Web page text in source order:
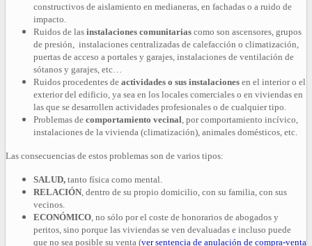
constructivos de aislamiento en medianeras, en fachadas o a ruido de
impacto.
Ruidos de las instalaciones comunitarias como son ascensores, grupos
de presión, instalaciones centralizadas de calefacción o climatización,
puertas de acceso a portales y garajes, instalaciones de ventilación de
sótanos y garajes, etc…
Ruidos procedentes de actividades o sus instalaciones en el interior o el
exterior del edificio, ya sea en los locales comerciales o en viviendas en
las que se desarrollen actividades profesionales o de cualquier tipo.
Problemas de comportamiento vecinal , por comportamiento incívico,
instalaciones de la vivienda (climatización), animales domésticos, etc.
Las consecuencias de estos problemas son de varios tipos:
SALUD, tanto física como mental.
RELACIÓN , dentro de su propio domicilio, con su familia, con sus
vecinos.
ECONÓMICO , no sólo por el coste de honorarios de abogados y
peritos, sino porque las viviendas se ven devaluadas e incluso puede
que no sea posible su venta (ver sentencia de anulación de compra-venta